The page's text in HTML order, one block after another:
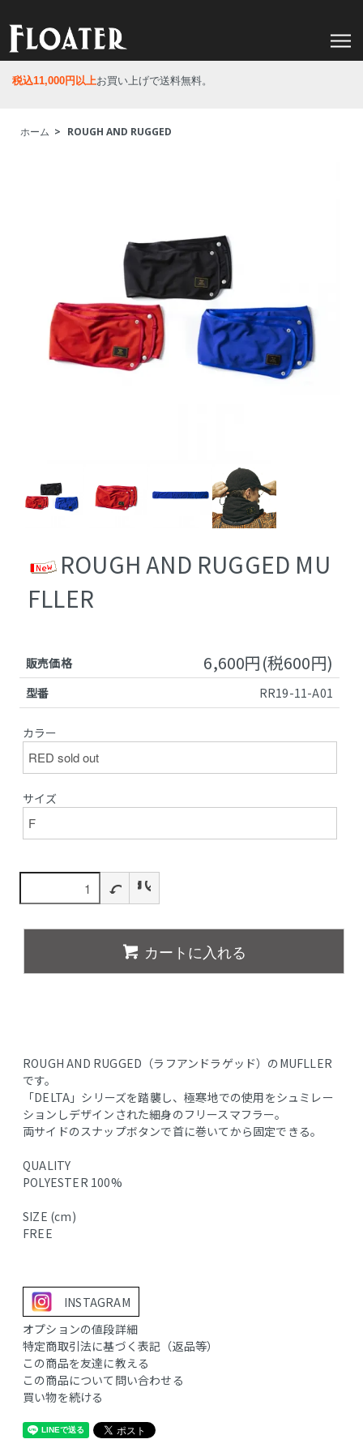
税込11,000円以上お買い上げで送料無料。
ホーム > ROUGH AND RUGGED
ROUGH AND RUGGED MU
FLLER
販売価格 6,600円(税600円)
型番 RR19-11-A01
カラー
サイズ
カートに入れる
ROUGH AND RUGGED（ラフアンドラゲッド）のMUFLLER
です。
「DELTA」シリーズを踏襲し、極寒地での使用をシュミレー
ションしデザインされた細身のフリースマフラー。
両サイドのスナップボタンで首に巻いてから固定できる。
QUALITY
POLYESTER 100%
SIZE (cm)
FREE
INSTAGRAM
オプションの値段詳細
特定商取引法に基づく表記（返品等）
この商品を友達に教える
この商品について問い合わせる
買い物を続ける